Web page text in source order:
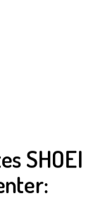
SHOEI